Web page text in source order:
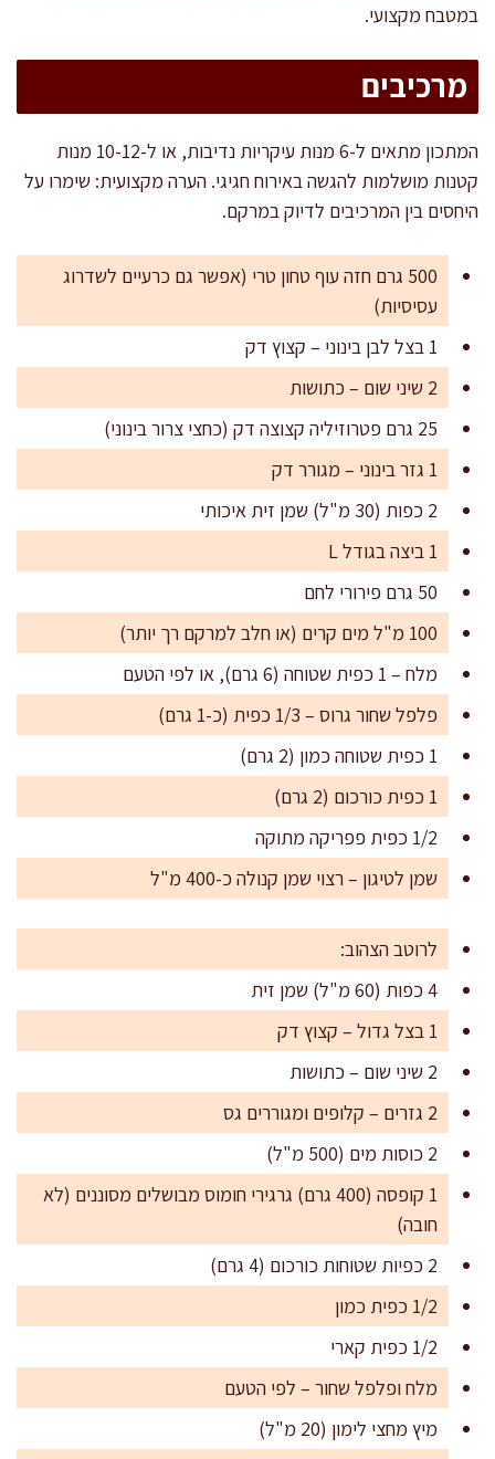
במטבח מקצועי.
מרכיבים
המתכון מתאים ל-6 מנות עיקריות נדיבות, או ל-10-12 מנות
קטנות מושלמות להגשה באירוח חגיגי. הערה מקצועית: שימרו על
היחסים בין המרכיבים לדיוק במרקם.
500 גרם חזה עוף טחון טרי (אפשר גם כרעיים לשדרוג
עסיסיות)
1 בצל לבן בינוני – קצוץ דק
2 שיני שום – כתושות
25 גרם פטרוזיליה קצוצה דק (כחצי צרור בינוני)
1 גזר בינוני – מגורר דק
2 כפות (30 מ"ל) שמן זית איכותי
1 ביצה בגודל L
50 גרם פירורי לחם
100 מ"ל מים קרים (או חלב למרקם רך יותר)
מלח – 1 כפית שטוחה (6 גרם), או לפי הטעם
פלפל שחור גרוס – 1/3 כפית (כ-1 גרם)
1 כפית שטוחה כמון (2 גרם)
1 כפית כורכום (2 גרם)
1/2 כפית פפריקה מתוקה
שמן לטיגון – רצוי שמן קנולה כ-400 מ"ל
לרוטב הצהוב:
4 כפות (60 מ"ל) שמן זית
1 בצל גדול – קצוץ דק
2 שיני שום – כתושות
2 גזרים – קלופים ומגוררים גס
2 כוסות מים (500 מ"ל)
1 קופסה (400 גרם) גרגירי חומוס מבושלים מסוננים (לא
חובה)
2 כפיות שטוחות כורכום (4 גרם)
1/2 כפית כמון
1/2 כפית קארי
מלח ופלפל שחור – לפי הטעם
מיץ מחצי לימון (20 מ"ל)